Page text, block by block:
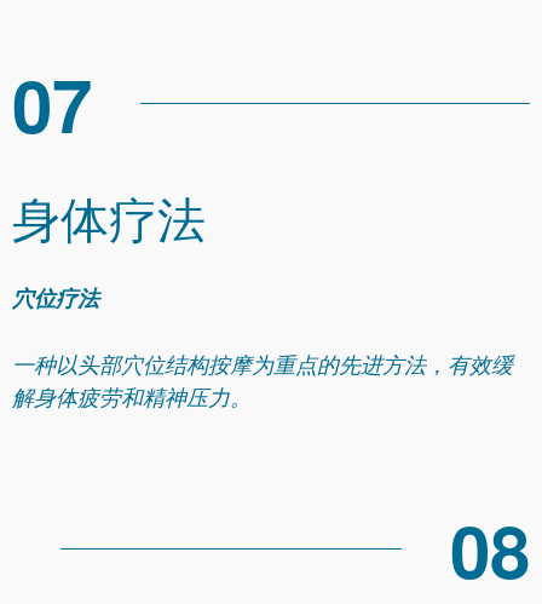
07
身体疗法
穴位疗法
一种以头部穴位结构按摩为重点的先进方法，有效缓
解身体疲劳和精神压力。
08